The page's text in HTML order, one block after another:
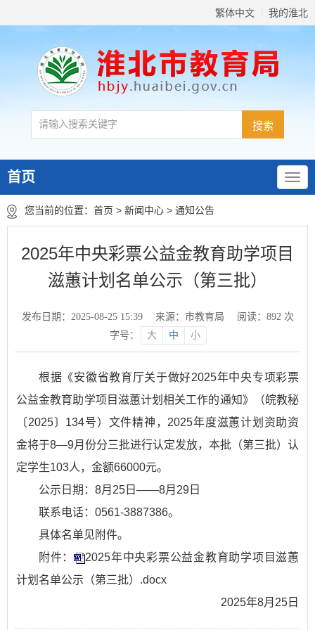
繁体中文 我的淮北
首页
您当前的位置： 首页 > 新闻中心 > 通知公告
2025年中央彩票公益金教育助学项目
滋蕙计划名单公示（第三批）
发布日期：2025-08-25 15:39 来源：市教育局 阅读： 892次
字号：
大 中 小
根据《安徽省教育厅关于做好2025年中央专项彩票
公益金教育助学项目滋蕙计划相关工作的通知》（皖教秘
〔2025〕134号）文件精神，2025年度滋蕙计划资助资
金将于8—9月份分三批进行认定发放，本批（第三批）认
定学生103人，金额66000元。
公示日期：8月25日——8月29日
联系电话：0561-3887386。
具体名单见附件。
附件：
2025年中央彩票公益金教育助学项目滋蕙
计划名单公示（第三批）.docx
2025年8月25日